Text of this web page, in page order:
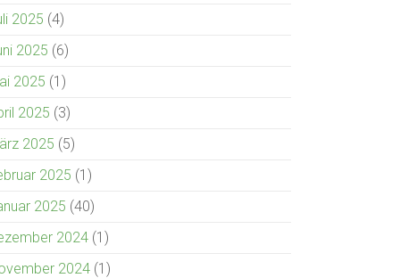
2025 (4)
2025 (6)
2025 (1)
2025 (3)
2025 (5)
2025 (1)
2025 (40)
2024 (1)
2024 (1)